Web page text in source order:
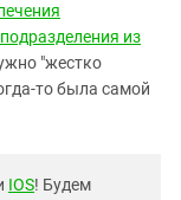
из
"жестко
то была самой
IOS! Будем